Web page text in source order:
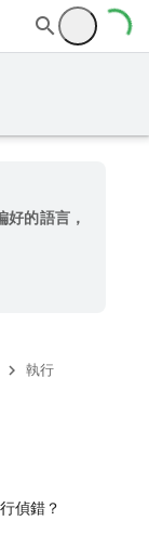
的語言，
執行
偵錯？